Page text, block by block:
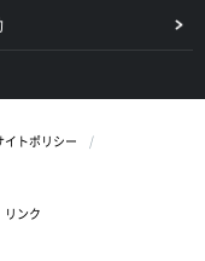
イトポリシー
リンク